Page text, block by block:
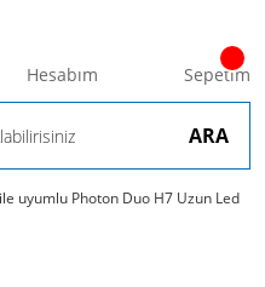
ARA
Hesabım Sepetim